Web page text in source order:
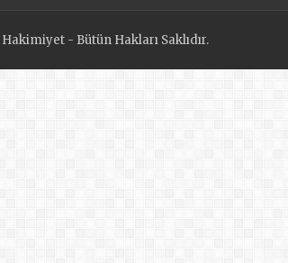
- Bütün Hakları Saklıdır.